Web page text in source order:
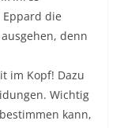
Eppard die
denn
im Kopf! Dazu
Wichtig
kann,